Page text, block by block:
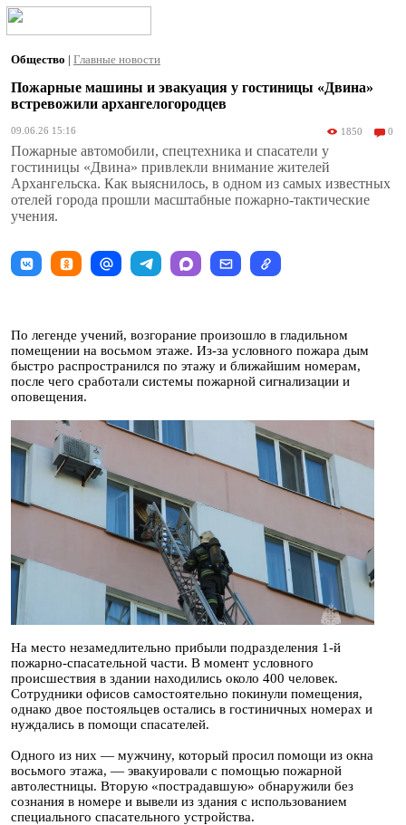
Общество | Главные новости
Пожарные машины и эвакуация у гостиницы «Двина»
встревожили архангелогородцев
09.06.26 15:16 1850 0
Пожарные автомобили, спецтехника и спасатели у
гостиницы «Двина» привлекли внимание жителей
Архангельска. Как выяснилось, в одном из самых известных
отелей города прошли масштабные пожарно-тактические
учения.
По легенде учений, возгорание произошло в гладильном
помещении на восьмом этаже. Из-за условного пожара дым
быстро распространился по этажу и ближайшим номерам,
после чего сработали системы пожарной сигнализации и
оповещения.
На место незамедлительно прибыли подразделения 1-й
пожарно-спасательной части. В момент условного
происшествия в здании находились около 400 человек.
Сотрудники офисов самостоятельно покинули помещения,
однако двое постояльцев остались в гостиничных номерах и
нуждались в помощи спасателей.
Одного из них — мужчину, который просил помощи из окна
восьмого этажа, — эвакуировали с помощью пожарной
автолестницы. Вторую «пострадавшую» обнаружили без
сознания в номере и вывели из здания с использованием
специального спасательного устройства.